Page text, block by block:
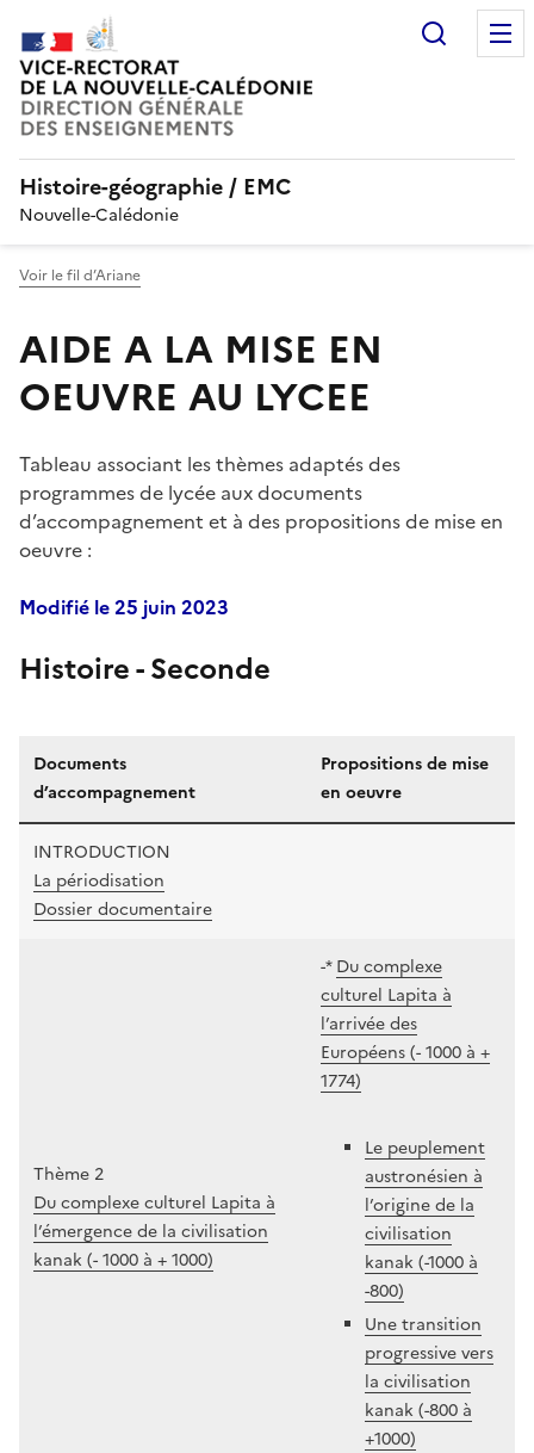
Histoire-géographie / EMC
Nouvelle-Calédonie
Voir le fil d’Ariane
AIDE A LA MISE EN
OEUVRE AU LYCEE
Tableau associant les thèmes adaptés des
programmes de lycée aux documents
d’accompagnement et à des propositions de mise en
oeuvre :
Modifié le 25 juin 2023
Histoire - Seconde
Documents
d’accompagnement
Propositions de mise
en oeuvre
INTRODUCTION
La périodisation
Dossier documentaire
Thème 2
Du complexe culturel Lapita à
l’émergence de la civilisation
kanak (- 1000 à + 1000)
-*Du complexe
culturel Lapita à
l’arrivée des
Européens (- 1000 à +
1774)
Le peuplement
austronésien à
l’origine de la
civilisation
kanak (-1000 à
-800)
Une transition
progressive vers
la civilisation
kanak (-800 à
+1000)